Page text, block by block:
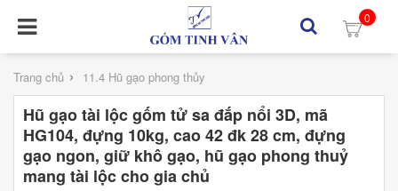
0
Trang chủ › 11.4 Hũ gạo phong thủy
Hũ gạo tài lộc gốm tử sa đắp nổi 3D, mã
HG104, đựng 10kg, cao 42 đk 28 cm, đựng
gạo ngon, giữ khô gạo, hũ gạo phong thuỷ
mang tài lộc cho gia chủ